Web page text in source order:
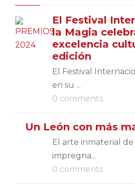
El Festival
la Magia
excelencia
edición
El Festival
en su ...
0 comments
Un León con más
El arte inmaterial de
impregna...
0 comments